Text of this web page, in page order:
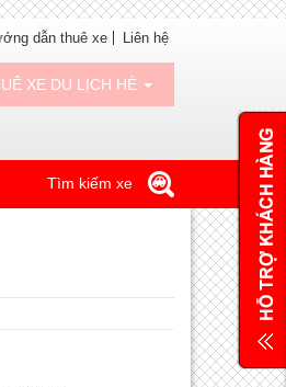
dẫn thuê xe Liên hệ
XE DU LỊCH HÈ
Tìm kiếm xe